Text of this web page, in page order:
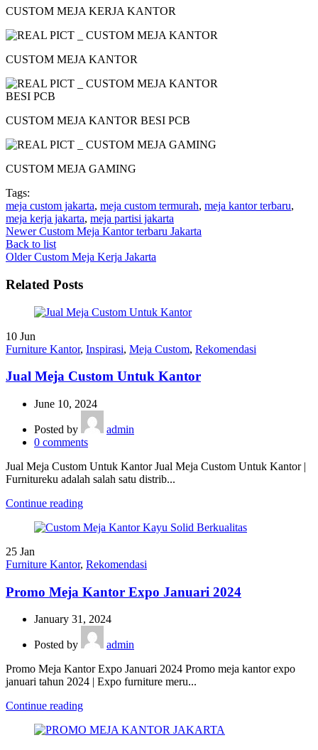
CUSTOM MEJA KERJA KANTOR
CUSTOM MEJA KANTOR
CUSTOM MEJA KANTOR BESI PCB
CUSTOM MEJA GAMING
Tags:
meja custom jakarta, meja custom termurah, meja kantor terbaru,
meja kerja jakarta, meja partisi jakarta
Newer Custom Meja Kantor terbaru Jakarta
Back to list
Older Custom Meja Kerja Jakarta
Related Posts
10 Jun
Furniture Kantor, Inspirasi, Meja Custom, Rekomendasi
Jual Meja Custom Untuk Kantor
June 10, 2024
Posted by
admin
0 comments
Jual Meja Custom Untuk Kantor Jual Meja Custom Untuk Kantor |
Furnitureku adalah salah satu distrib...
Continue reading
25 Jan
Furniture Kantor, Rekomendasi
Promo Meja Kantor Expo Januari 2024
January 31, 2024
Posted by
admin
Promo Meja Kantor Expo Januari 2024 Promo meja kantor expo
januari tahun 2024 | Expo furniture meru...
Continue reading